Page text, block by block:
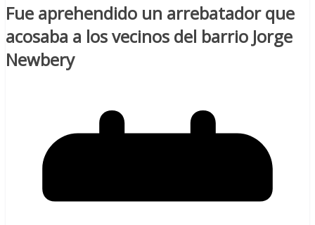
Fue aprehendido un arrebatador que
acosaba a los vecinos del barrio Jorge
Newbery